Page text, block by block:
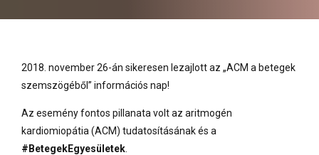
2018. november 26-án sikeresen lezajlott az „ACM a betegek
szemszögéből” információs nap!
Az esemény fontos pillanata volt az aritmogén
kardiomiopátia (ACM) tudatosításának és a
#BetegekEgyesületek